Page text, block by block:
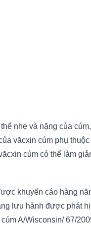
nhẹ và nặng của
văcxin cúm phụ
cúm có thể làm
khuyến cáo hàng
lưu hành được phát
A/Wisconsin/ 67/